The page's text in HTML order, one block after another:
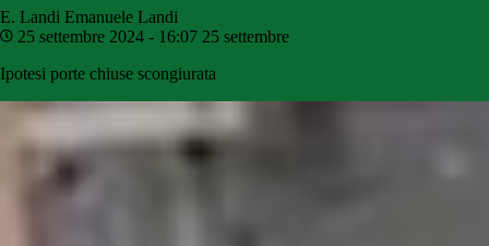
E. Landi Emanuele Landi
25 settembre 2024 - 16:07 25 settembre
Ipotesi porte chiuse scongiurata